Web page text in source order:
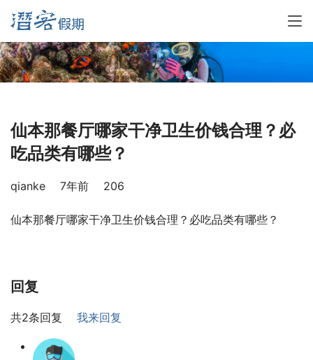
仙本那餐厅哪家干净卫生价钱合理？必
吃品类有哪些？
qianke 7年前 206
仙本那餐厅哪家干净卫生价钱合理？必吃品类有哪些？
回复
共2条回复 我来回复